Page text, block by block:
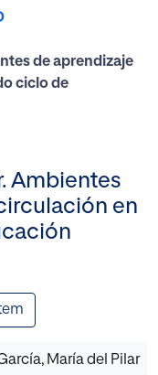
de aprendizaje
ciclo de
Ambientes
en
María del Pilar